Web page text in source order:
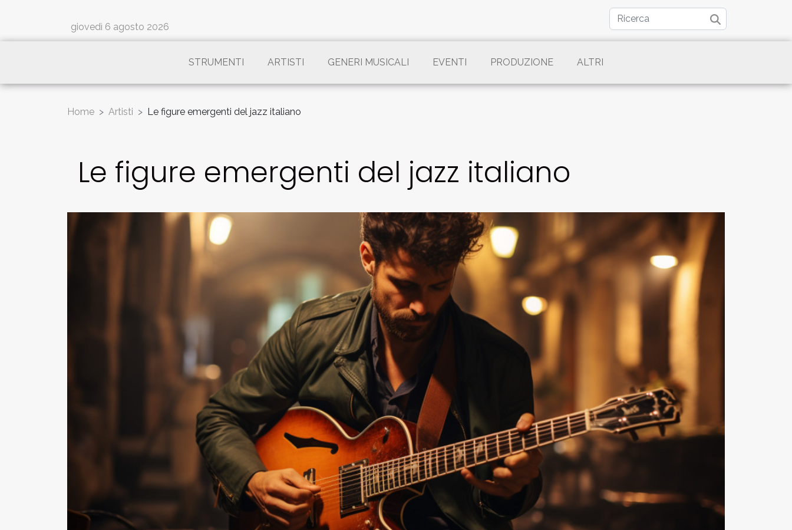
giovedì 6 agosto 2026
STRUMENTI ARTISTI GENERI MUSICALI EVENTI PRODUZIONE ALTRI
Home Artisti Le figure emergenti del jazz italiano
Le figure emergenti del jazz italiano